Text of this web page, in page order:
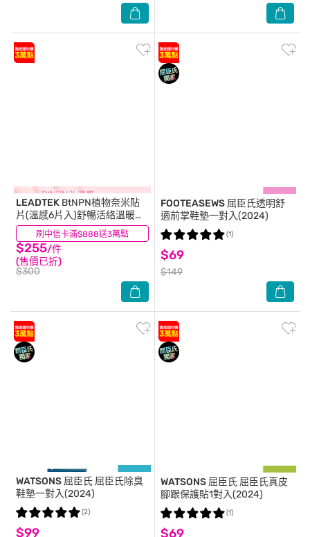
刷中信卡滿$888送3萬點
LEADTEK BtNPN植物奈米貼
片(溫感6片入)舒暢活絡溫暖呵
護 奈米導入植萃成分深層穿透
更有感
$255/件
(售價已折)
$300
(0)
FOOTEASEWS 屈臣氏透明舒
適前掌鞋墊一對入(2024)
$69
$149
(1)
WATSONS 屈臣氏 屈臣氏除臭
鞋墊一對入(2024)
$99
(2)
WATSONS 屈臣氏 屈臣氏真皮
腳跟保護貼1對入(2024)
$69
(1)